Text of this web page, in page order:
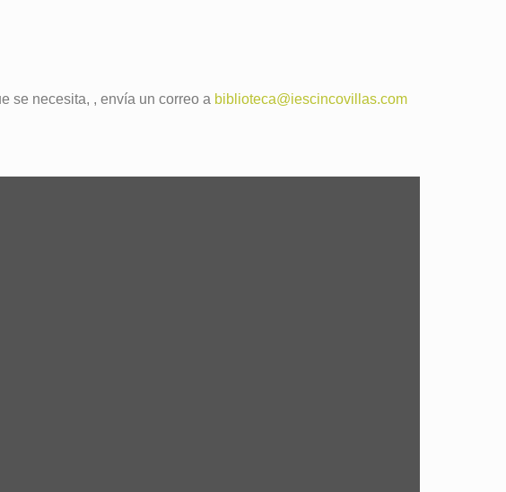
se necesita, , envía un correo a biblioteca@iescincovillas.com